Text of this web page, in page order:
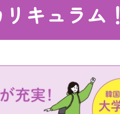
キュラム！